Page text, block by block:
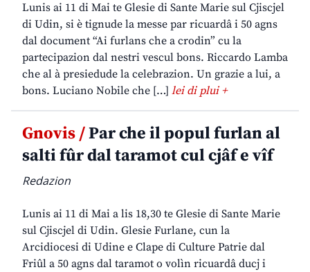
Lunis ai 11 di Mai te Glesie di Sante Marie sul Cjiscjel
di Udin, si è tignude la messe par ricuardâ i 50 agns
dal document “Ai furlans che a crodin” cu la
partecipazion dal nestri vescul bons. Riccardo Lamba
che al à presiedude la celebrazion. Un grazie a lui, a
bons. Luciano Nobile che […] lei di plui +
Gnovis /Par che il popul furlan al
salti fûr dal taramot cul cjâf e vîf
Redazion
Lunis ai 11 di Mai a lis 18,30 te Glesie di Sante Marie
sul Cjiscjel di Udin. Glesie Furlane, cun la
Arcidiocesi di Udine e Clape di Culture Patrie dal
Friûl a 50 agns dal taramot o volìn ricuardâ ducj i